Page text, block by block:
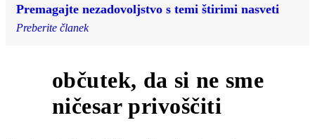
Premagajte nezadovoljstvo s temi štirimi nasveti
Preberite članek
občutek, da si ne sme
ničesar privoščiti